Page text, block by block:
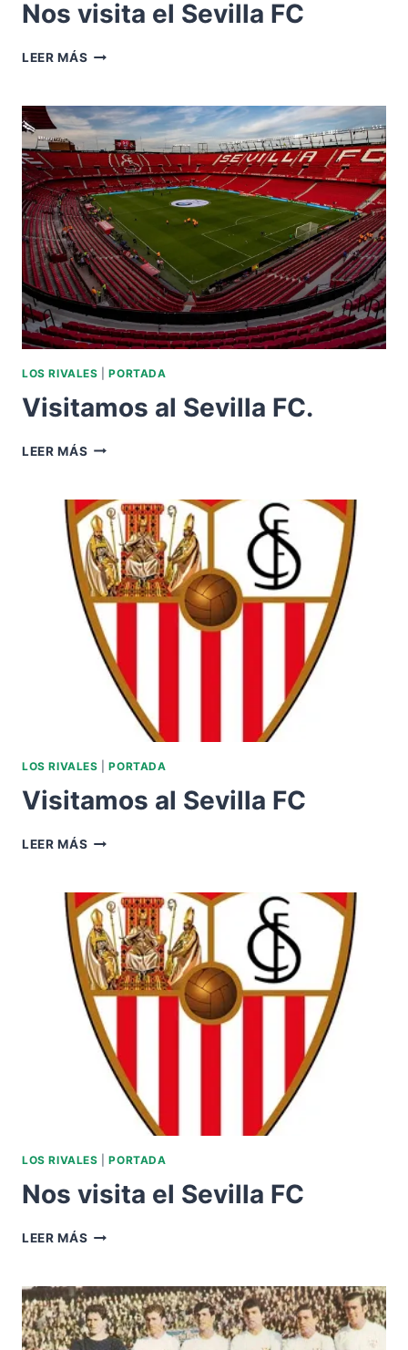
Nos visita el Sevilla FC
LEER MÁS NOS
SEVILLA
FC
LOS RIVALES |PORTADA
Visitamos al Sevilla FC.
LEER MÁS VISITAMOS
FC.
LOS RIVALES |PORTADA
Visitamos al Sevilla FC
LEER MÁS VISITAMOS
FC
LOS RIVALES |PORTADA
Nos visita el Sevilla FC
LEER MÁS NOS
SEVILLA
FC